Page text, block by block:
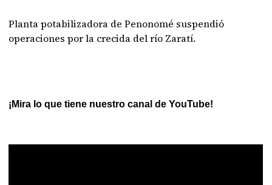
Planta potabilizadora de Penonomé suspendió
operaciones por la crecida del río Zaratí.
¡Mira lo que tiene nuestro canal de YouTube!